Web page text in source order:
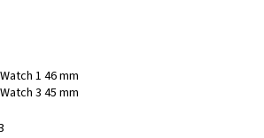
1 46 mm
3 45 mm